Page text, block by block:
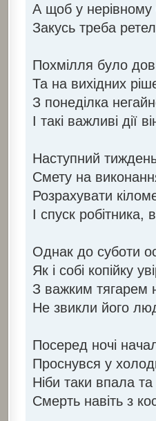
А щоб у нерівному
Закусь треба
Похмілля було
Та на вихідних
З понеділка
І такі важливі дії
Наступний
Смету на
Розрахувати
І спуск робітника,
Однак до суботи
Як і собі копійку
З важким тягарем
Не звикли його
Посеред ночі
Проснувся у
Ніби таки впала
Смерть навіть з